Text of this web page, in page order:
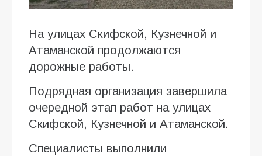
На улицах Скифской, Кузнечной и
Атаманской продолжаются
дорожные работы.
Подрядная организация завершила
очередной этап работ на улицах
Скифской, Кузнечной и Атаманской.
Специалисты выполнили